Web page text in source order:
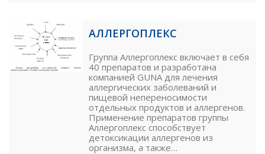
АЛЛЕРГОПЛЕКС
Группа Аллергоплекс включает в себя
40 препаратов и разработана
компанией GUNA для лечения
аллергических заболеваний и
пищевой непереносимости
отдельных продуктов и аллергенов.
Применение препаратов группы
Аллергоплекс способствует
детоксикации аллергенов из
организма, а также…